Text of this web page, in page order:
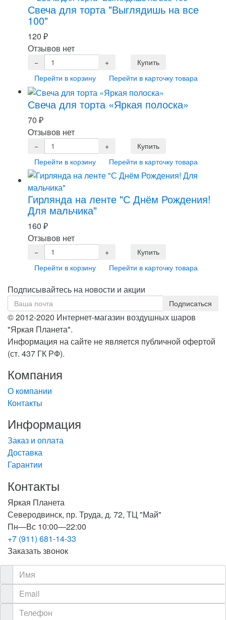
Свеча для торта "Выглядишь на все
100"
120 ₽
Отзывов нет
Перейти в корзину Перейти в карточку товара
Свеча для торта «Яркая полоска»
70 ₽
Отзывов нет
Перейти в корзину Перейти в карточку товара
Гирлянда на ленте "С Днём Рождения!
Для мальчика"
160 ₽
Отзывов нет
Перейти в корзину Перейти в карточку товара
Подписывайтесь на новости и акции
© 2012-2020 Интернет-магазин воздушных шаров
"Яркая Планета".
Информация на сайте не является публичной офертой
(ст. 437 ГК РФ).
Компания
О компании
Контакты
Информация
Заказ и оплата
Доставка
Гарантии
Контакты
Яркая Планета
Северодвинск, пр. Труда, д. 72, ТЦ "Май"
Пн—Вс 10:00—22:00
+7 (911) 681-14-33
Заказать звонок